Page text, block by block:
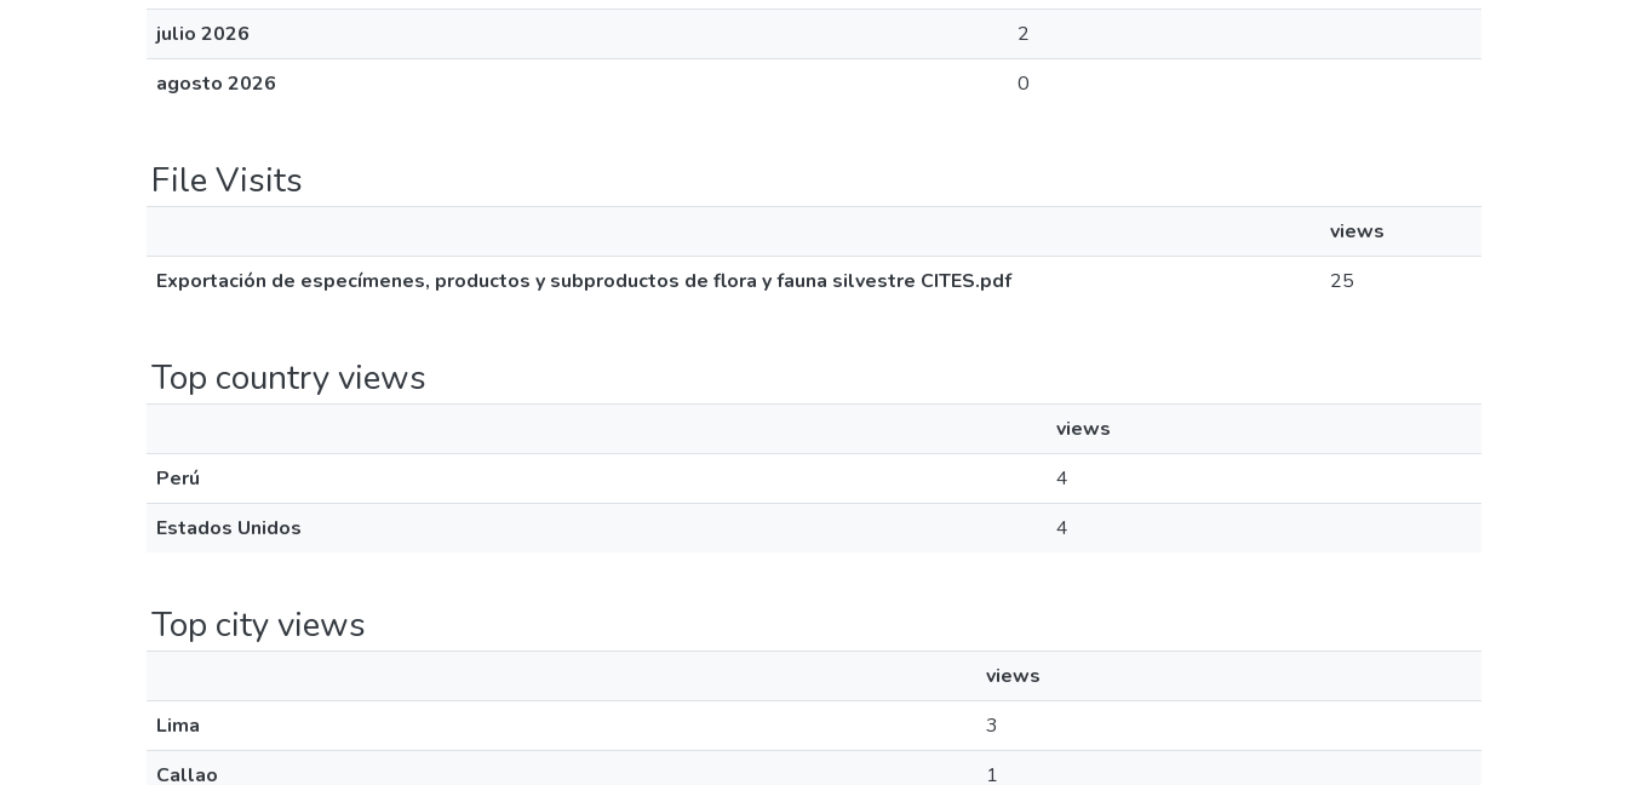
julio 2026
2
agosto 2026
0
File Visits
views
Exportación de especímenes, productos y subproductos de flora y fauna silvestre CITES.pdf
25
Top country views
views
Perú
4
Estados Unidos
4
Top city views
views
Lima
3
Callao
1